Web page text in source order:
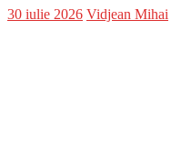
Posted
30 iulie 2026 Author
Vidjean Mihai